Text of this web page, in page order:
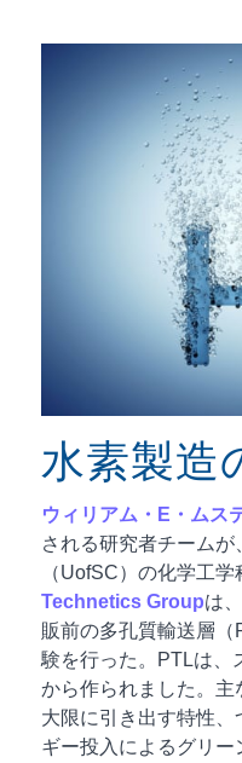
水素製造
ウィリアム・E・ムス
される研究者チーム
（UofSC）の化学工学
Technetics Groupは
販前の多孔質輸送層
験を行った。PTLは、
から作られました。
大限に引き出す特性
ギー投入によるグリ